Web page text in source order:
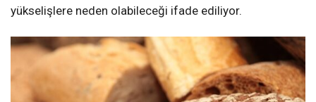
yükselişlere neden olabileceği ifade ediliyor.